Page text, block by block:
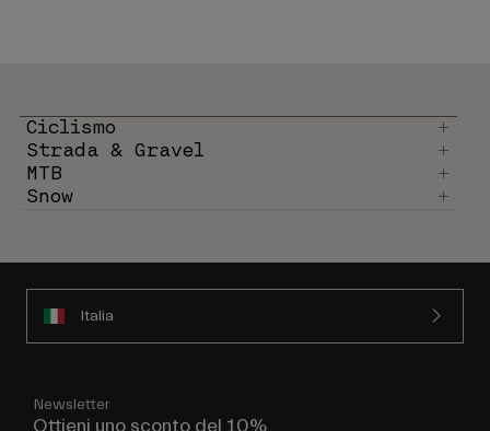
Ciclismo
Strada & Gravel
MTB
Snow
Italia
Newsletter
Ottieni uno sconto del 10%